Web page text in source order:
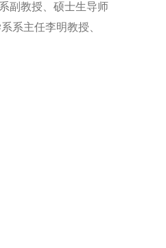
副教授、硕士生导师
系主任李明教授、